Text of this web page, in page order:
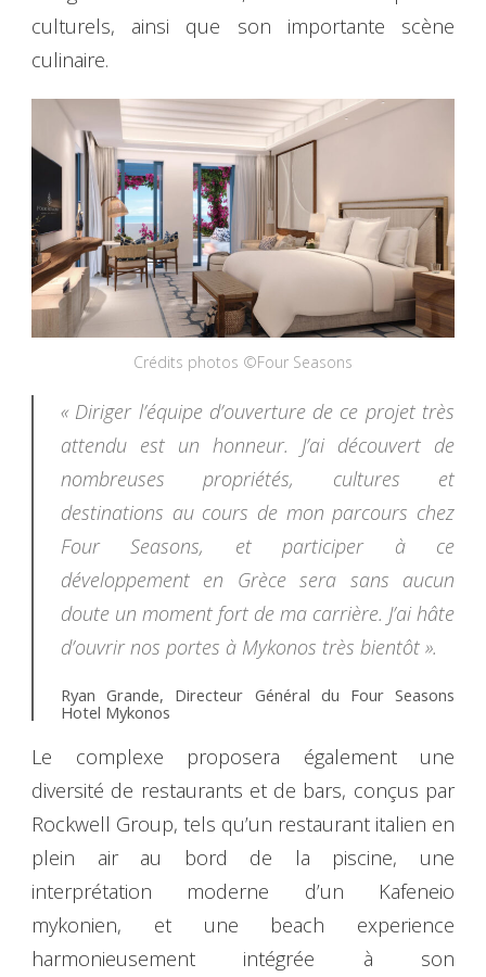
culturels, ainsi que son importante scène
culinaire.
Crédits photos ©Four Seasons
« Diriger l’équipe d’ouverture de ce projet très
attendu est un honneur. J’ai découvert de
nombreuses propriétés, cultures et
destinations au cours de mon parcours chez
Four Seasons, et participer à ce
développement en Grèce sera sans aucun
doute un moment fort de ma carrière. J’ai hâte
d’ouvrir nos portes à Mykonos très bientôt ».
Ryan Grande, Directeur Général du Four Seasons
Hotel Mykonos
Le complexe proposera également une
diversité de restaurants et de bars, conçus par
Rockwell Group, tels qu’un restaurant italien en
plein air au bord de la piscine, une
interprétation moderne d’un Kafeneio
mykonien, et une beach experience
harmonieusement intégrée à son